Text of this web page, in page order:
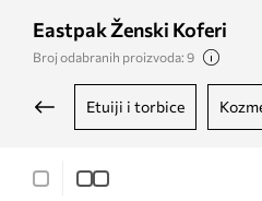
Eastpak Ženski Koferi
Broj odabranih proizvoda: 9
etuiji i torbice